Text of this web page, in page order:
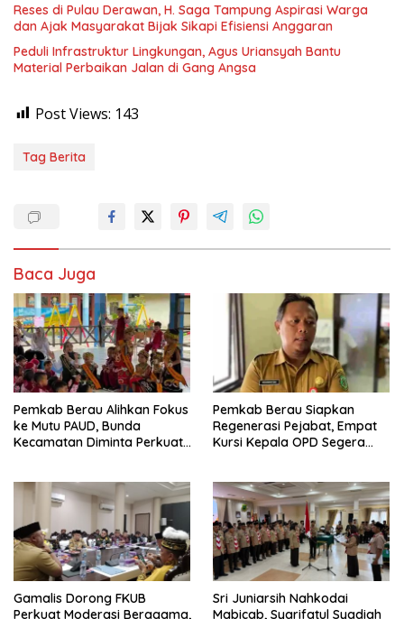
Reses di Pulau Derawan, H. Saga Tampung Aspirasi Warga
dan Ajak Masyarakat Bijak Sikapi Efisiensi Anggaran
Peduli Infrastruktur Lingkungan, Agus Uriansyah Bantu
Material Perbaikan Jalan di Gang Angsa
Post Views: 143
Tag Berita
Baca Juga
Pemkab Berau Alihkan Fokus
ke Mutu PAUD, Bunda
Kecamatan Diminta Perkuat
Pemkab Berau Siapkan
Regenerasi Pejabat, Empat
Kursi Kepala OPD Segera
Gamalis Dorong FKUB
Perkuat Moderasi Beragama,
Sri Juniarsih Nahkodai
Mabicab, Syarifatul Syadiah